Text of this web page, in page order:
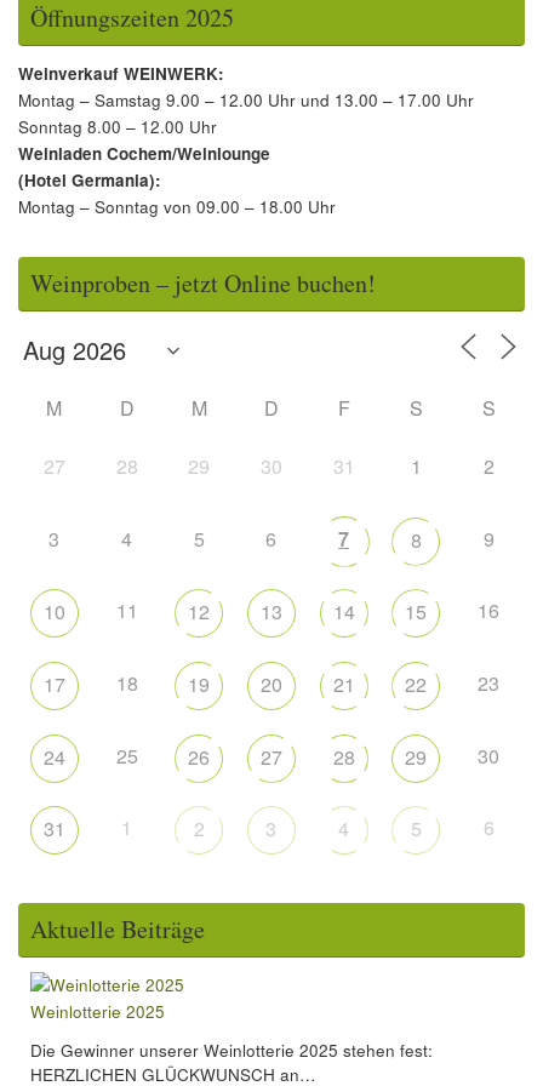
Öffnungszeiten 2025
Weinverkauf WEINWERK:
Montag – Samstag 9.00 – 12.00 Uhr und 13.00 – 17.00 Uhr
Sonntag 8.00 – 12.00 Uhr
Weinladen Cochem/Weinlounge
(Hotel Germania):
Montag – Sonntag von 09.00 – 18.00 Uhr
Weinproben – jetzt Online buchen!
M D M D F S S
27 28 29 30 31 1 2
3 4 5 6 7 8 9
10 11 12 13 14 15 16
17 18 19 20 21 22 23
24 25 26 27 28 29 30
31 1 2 3 4 5 6
Aktuelle Beiträge
Weinlotterie 2025
Die Gewinner unserer Weinlotterie 2025 stehen fest:
HERZLICHEN GLÜCKWUNSCH an…